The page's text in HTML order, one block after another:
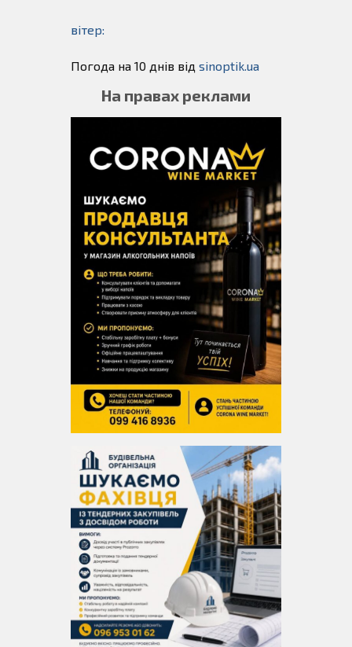
вітер:
Погода на 10 днів від sinoptik.ua
На правах реклами